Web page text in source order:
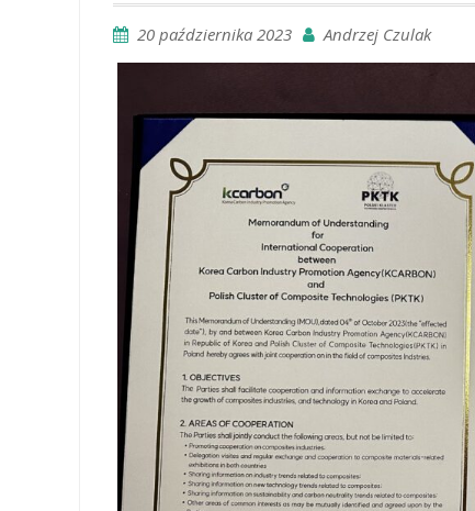
20 października 2023 Andrzej Czulak